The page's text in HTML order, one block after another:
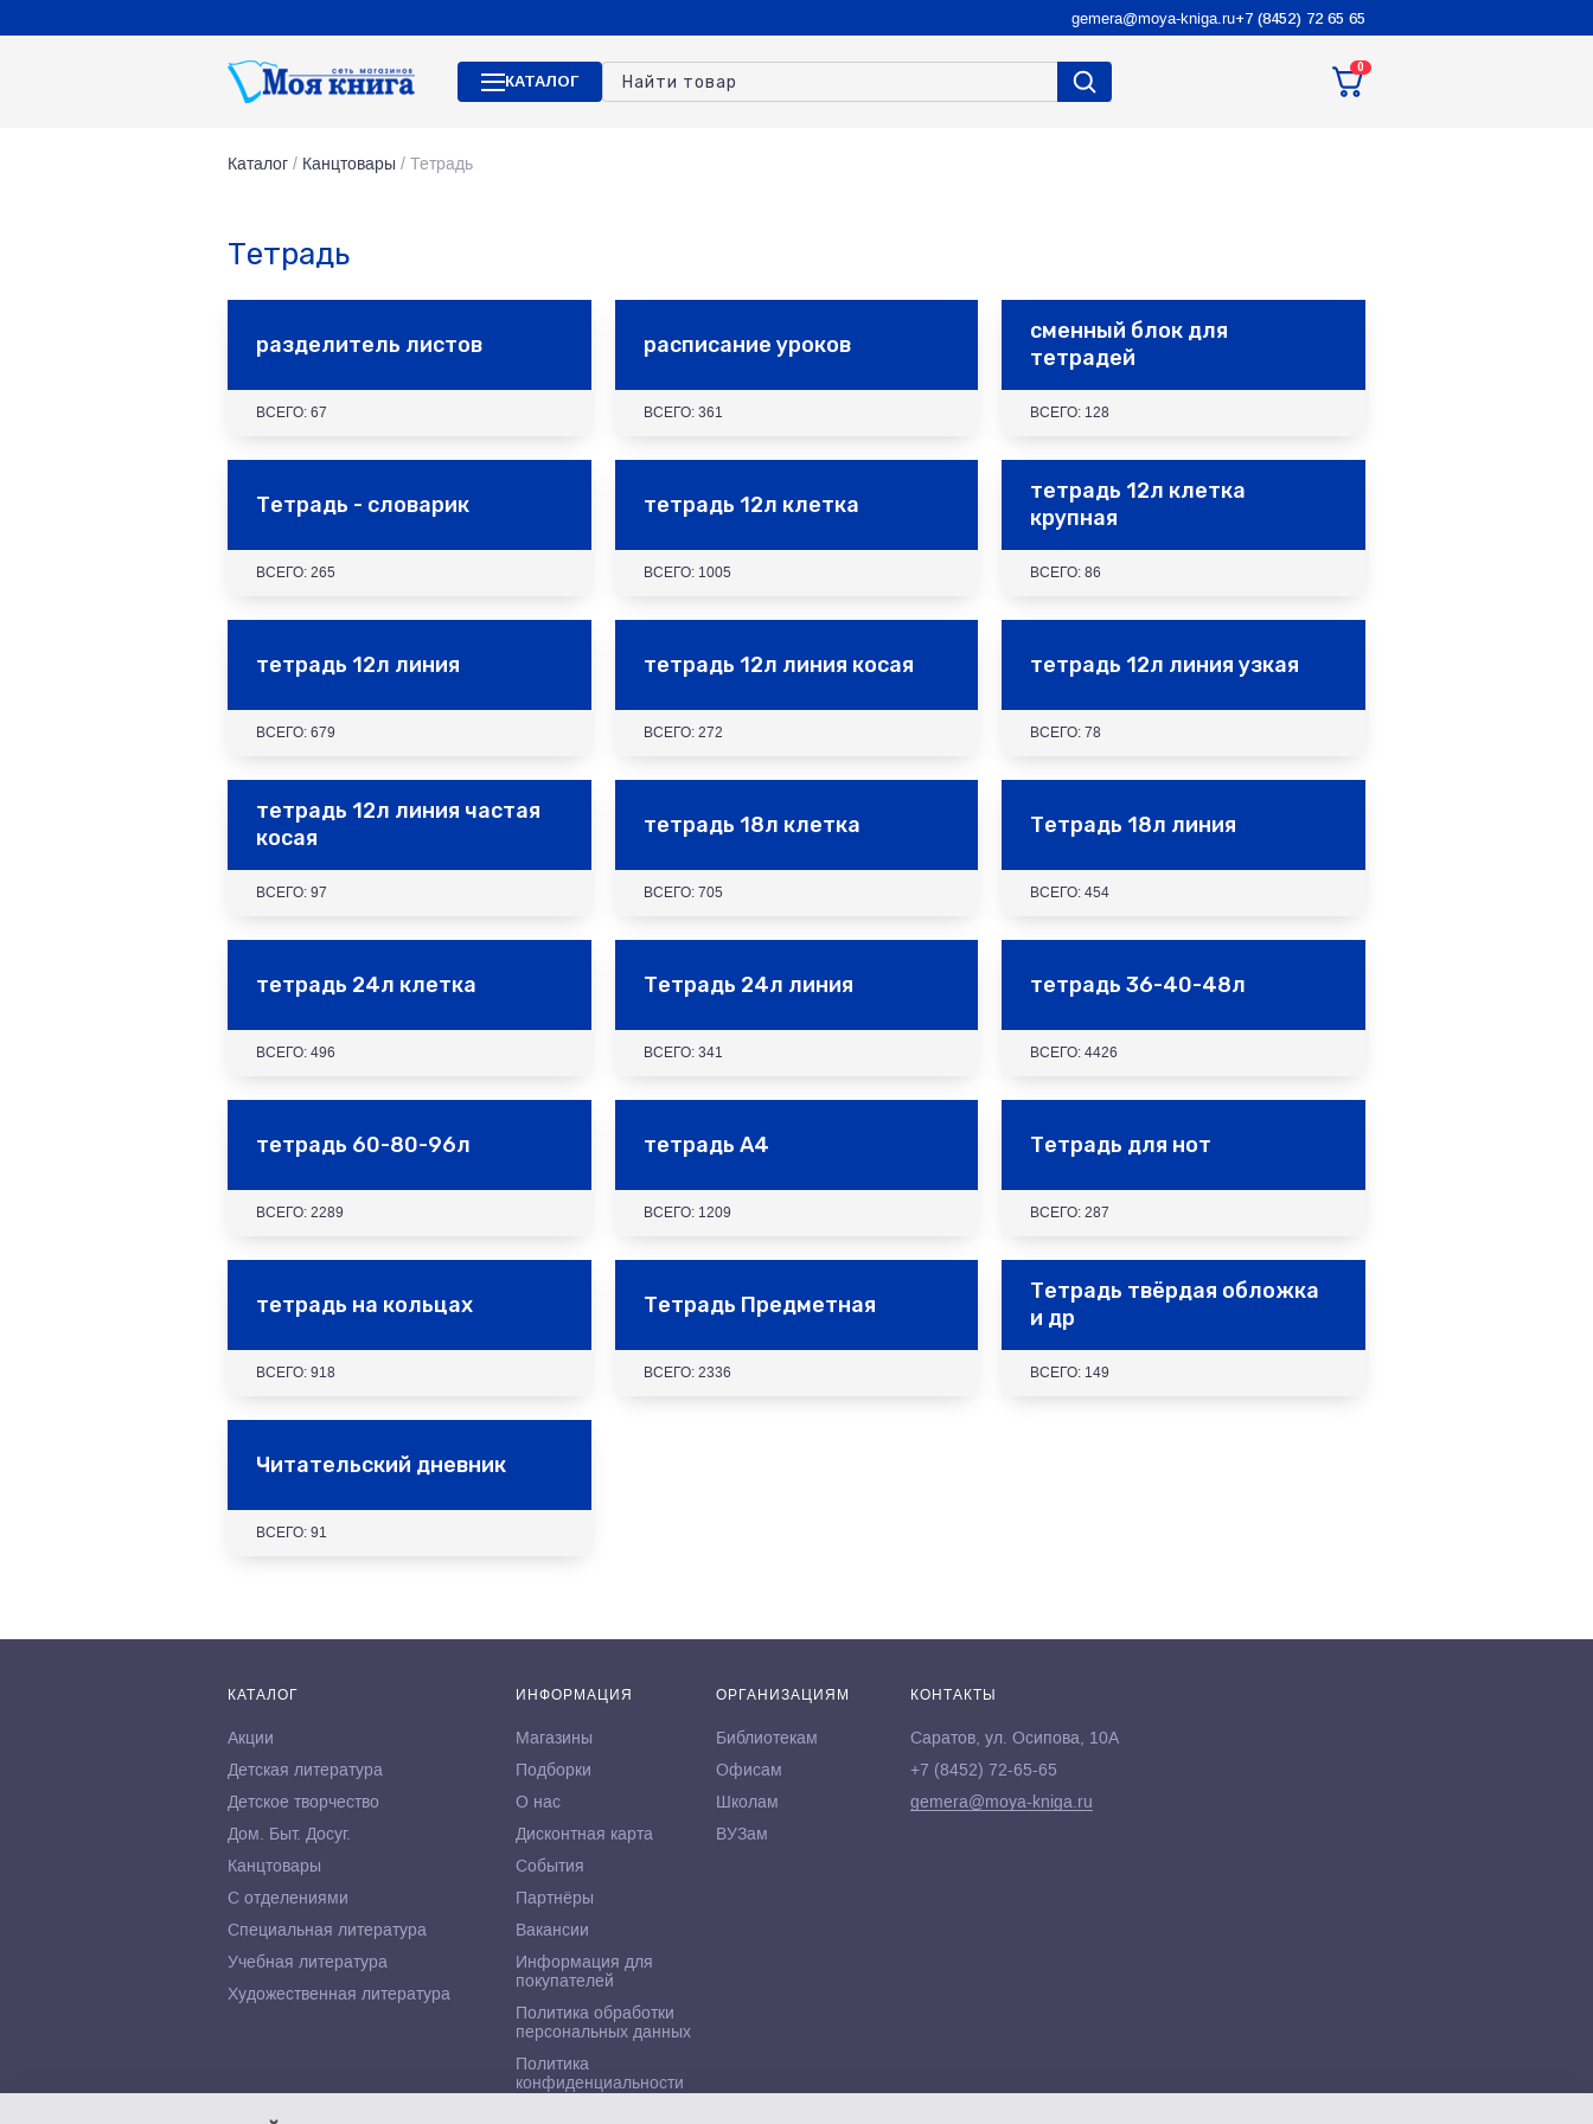
gemera@moya-kniga.ru+7 (8452) 72 65 65
КАТАЛОГ
0
Каталог / Канцтовары / Тетрадь
Тетрадь
разделитель листов
ВСЕГО: 67
расписание уроков
ВСЕГО: 361
сменный блок для
тетрадей
ВСЕГО: 128
Тетрадь - словарик
ВСЕГО: 265
тетрадь 12л клетка
ВСЕГО: 1005
тетрадь 12л клетка
крупная
ВСЕГО: 86
тетрадь 12л линия
ВСЕГО: 679
тетрадь 12л линия косая
ВСЕГО: 272
тетрадь 12л линия узкая
ВСЕГО: 78
тетрадь 12л линия частая
косая
ВСЕГО: 97
тетрадь 18л клетка
ВСЕГО: 705
Тетрадь 18л линия
ВСЕГО: 454
тетрадь 24л клетка
ВСЕГО: 496
Тетрадь 24л линия
ВСЕГО: 341
тетрадь 36-40-48л
ВСЕГО: 4426
тетрадь 60-80-96л
ВСЕГО: 2289
тетрадь А4
ВСЕГО: 1209
Тетрадь для нот
ВСЕГО: 287
тетрадь на кольцах
ВСЕГО: 918
Тетрадь Предметная
ВСЕГО: 2336
Тетрадь твёрдая обложка
и др
ВСЕГО: 149
Читательский дневник
ВСЕГО: 91
КАТАЛОГ
Акции
Детская литература
Детское творчество
Дом. Быт. Досуг.
Канцтовары
С отделениями
Специальная литература
Учебная литература
Художественная литература
ИНФОРМАЦИЯ
Магазины
Подборки
О нас
Дисконтная карта
События
Партнёры
Вакансии
Информация для
покупателей
Политика обработки
персональных данных
Политика
конфиденциальности
ОРГАНИЗАЦИЯМ
Библиотекам
Офисам
Школам
ВУЗам
КОНТАКТЫ
Саратов, ул. Осипова, 10А
+7 (8452) 72-65-65
gemera@moya-kniga.ru